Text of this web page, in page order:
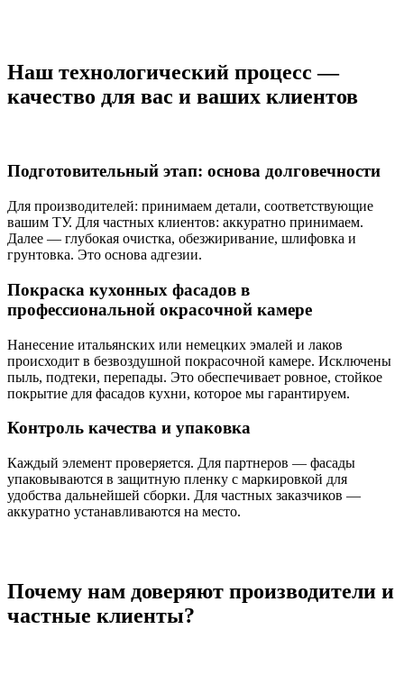
Наш технологический процесс —
качество для вас и ваших клиентов
Подготовительный этап: основа долговечности
Для производителей: принимаем детали, соответствующие
вашим ТУ. Для частных клиентов: аккуратно принимаем.
Далее — глубокая очистка, обезжиривание, шлифовка и
грунтовка. Это основа адгезии.
Покраска кухонных фасадов в
профессиональной окрасочной камере
Нанесение итальянских или немецких эмалей и лаков
происходит в безвоздушной покрасочной камере. Исключены
пыль, подтеки, перепады. Это обеспечивает ровное, стойкое
покрытие для фасадов кухни, которое мы гарантируем.
Контроль качества и упаковка
Каждый элемент проверяется. Для партнеров — фасады
упаковываются в защитную пленку с маркировкой для
удобства дальнейшей сборки. Для частных заказчиков —
аккуратно устанавливаются на место.
Почему нам доверяют производители и
частные клиенты?